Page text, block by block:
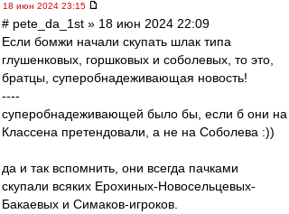
18 июн 2024 23:15
# pete_da_1st » 18 июн 2024 22:09
Если бомжи начали скупать шлак типа
глушенковых, горшковых и соболевых, то это,
братцы, суперобнадеживающая новость!
----
суперобнадеживающей было бы, если б они на
Классена претендовали, а не на Соболева :))
да и так вспомнить, они всегда пачками
скупали всяких Ерохиных-Новосельцевых-
Бакаевых и Симаков-игроков.